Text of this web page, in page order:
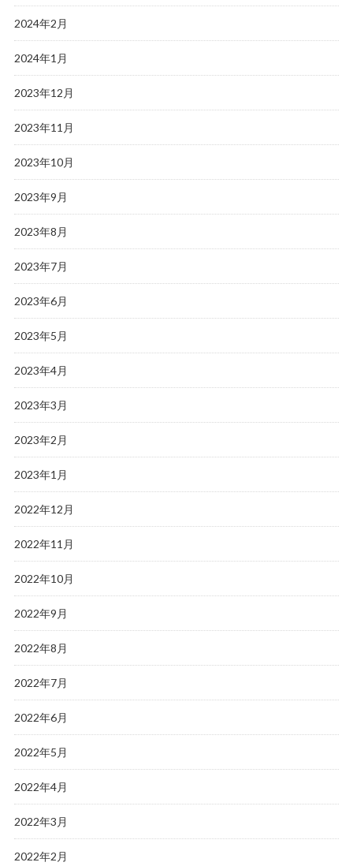
2024年2月
2024年1月
2023年12月
2023年11月
2023年10月
2023年9月
2023年8月
2023年7月
2023年6月
2023年5月
2023年4月
2023年3月
2023年2月
2023年1月
2022年12月
2022年11月
2022年10月
2022年9月
2022年8月
2022年7月
2022年6月
2022年5月
2022年4月
2022年3月
2022年2月